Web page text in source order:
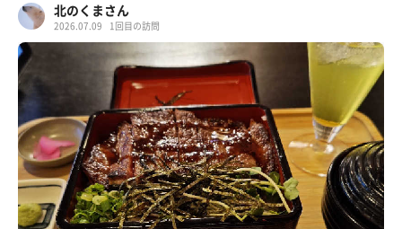
北のくまさん
2026.07.09 1回目の訪問